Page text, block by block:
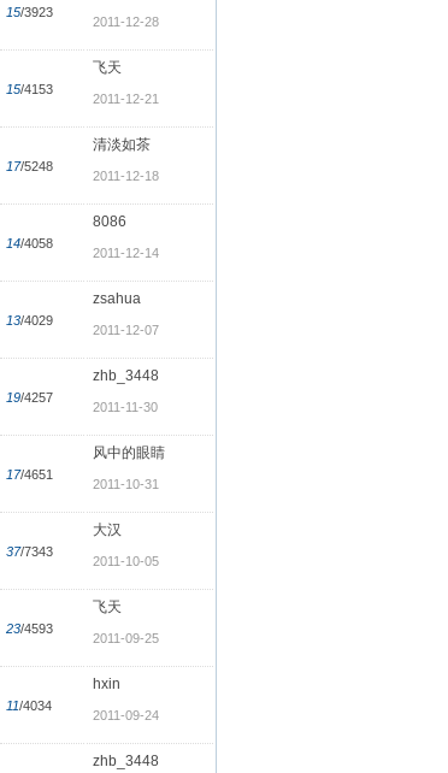
15/3923
2011-12-28
15/4153
飞天
2011-12-21
17/5248
清淡如茶
2011-12-18
14/4058
8086
2011-12-14
13/4029
zsahua
2011-12-07
19/4257
zhb_3448
2011-11-30
17/4651
风中的眼睛
2011-10-31
37/7343
大汉
2011-10-05
23/4593
飞天
2011-09-25
11/4034
hxin
2011-09-24
zhb_3448